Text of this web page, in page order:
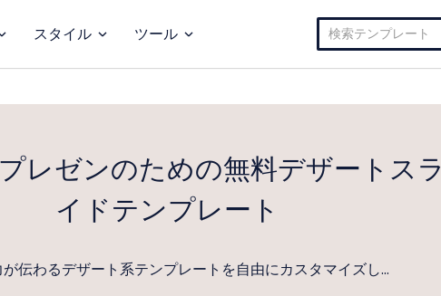
スタイル ツール
検
索:
レゼンのための無料デザートスラ
イドテンプレート
伝わるデザート系テンプレートを自由にカスタマイズし…